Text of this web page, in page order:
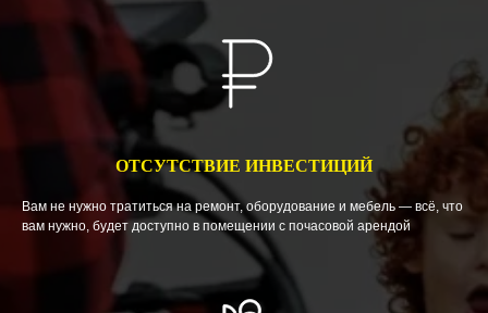
ОТСУТСТВИЕ ИНВЕСТИЦИЙ
Вам не нужно тратиться на ремонт, оборудование и мебель — всё, что
вам нужно, будет доступно в помещении с почасовой арендой